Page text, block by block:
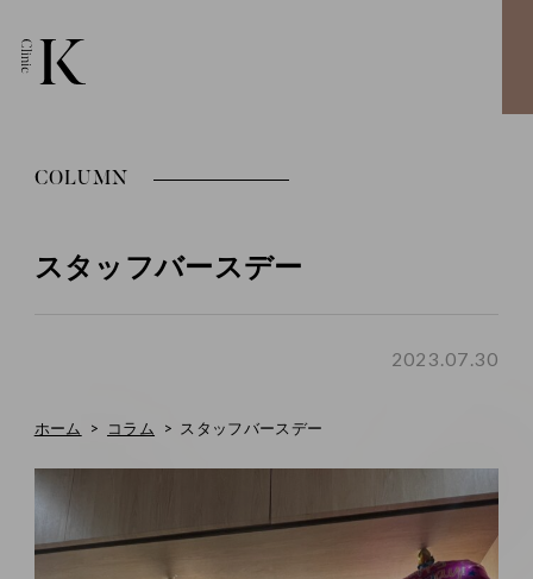
COLUMN
スタッフバースデー
2023.07.30
ホーム コラム スタッフバースデー